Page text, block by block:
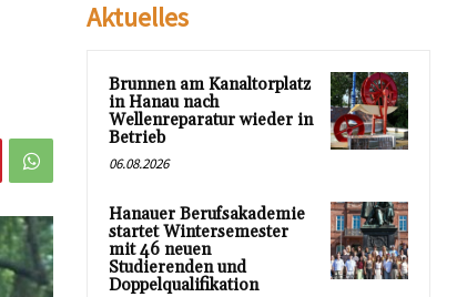
Aktuelles
Brunnen am Kanaltorplatz
in Hanau nach
Wellenreparatur wieder in
Betrieb
06.08.2026
Hanauer Berufsakademie
startet Wintersemester
mit 46 neuen
Studierenden und
Doppelqualifikation